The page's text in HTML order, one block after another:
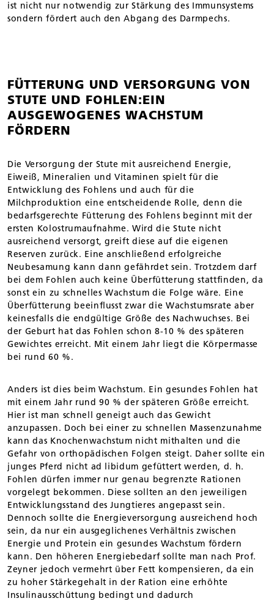
ist nicht nur notwendig zur Stärkung des Immunsystems
sondern fördert auch den Abgang des Darmpechs.
FÜTTERUNG UND VERSORGUNG VON
STUTE UND FOHLEN:EIN
AUSGEWOGENES WACHSTUM
FÖRDERN
Die Versorgung der Stute mit ausreichend Energie,
Eiweiß, Mineralien und Vitaminen spielt für die
Entwicklung des Fohlens und auch für die
Milchproduktion eine entscheidende Rolle, denn die
bedarfsgerechte Fütterung des Fohlens beginnt mit der
ersten Kolostrumaufnahme. Wird die Stute nicht
ausreichend versorgt, greift diese auf die eigenen
Reserven zurück. Eine anschließend erfolgreiche
Neubesamung kann dann gefährdet sein. Trotzdem darf
bei dem Fohlen auch keine Überfütterung stattfinden, da
sonst ein zu schnelles Wachstum die Folge wäre. Eine
Überfütterung beeinflusst zwar die Wachstumsrate aber
keinesfalls die endgültige Größe des Nachwuchses. Bei
der Geburt hat das Fohlen schon 8-10 % des späteren
Gewichtes erreicht. Mit einem Jahr liegt die Körpermasse
bei rund 60 %.
Anders ist dies beim Wachstum. Ein gesundes Fohlen hat
mit einem Jahr rund 90 % der späteren Größe erreicht.
Hier ist man schnell geneigt auch das Gewicht
anzupassen. Doch bei einer zu schnellen Massenzunahme
kann das Knochenwachstum nicht mithalten und die
Gefahr von orthopädischen Folgen steigt. Daher sollte ein
junges Pferd nicht ad libidum gefüttert werden, d. h.
Fohlen dürfen immer nur genau begrenzte Rationen
vorgelegt bekommen. Diese sollten an den jeweiligen
Entwicklungsstand des Jungtieres angepasst sein.
Dennoch sollte die Energieversorgung ausreichend hoch
sein, da nur ein ausgeglichenes Verhältnis zwischen
Energie und Protein ein gesundes Wachstum fördern
kann. Den höheren Energiebedarf sollte man nach Prof.
Zeyner jedoch vermehrt über Fett kompensieren, da ein
zu hoher Stärkegehalt in der Ration eine erhöhte
Insulinausschüttung bedingt und dadurch